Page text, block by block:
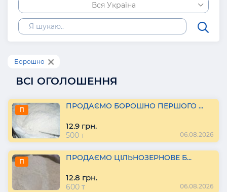
Вся Україна
Борошно
ВСІ ОГОЛОШЕННЯ
П ПРОДАЄМО БОРОШНО ПЕРШОГО ...
12.9 грн.
500 т 06.08.2026
П ПРОДАЄМО ЦІЛЬНОЗЕРНОВЕ Б...
12.8 грн.
600 т 06.08.2026